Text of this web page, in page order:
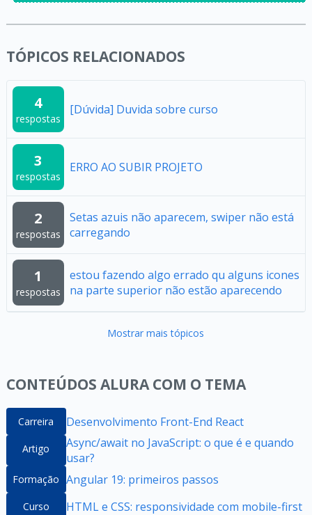
TÓPICOS RELACIONADOS
4
respostas
[Dúvida] Duvida sobre curso
3
respostas
ERRO AO SUBIR PROJETO
2
respostas
Setas azuis não aparecem, swiper não está
carregando
1
respostas
estou fazendo algo errado qu alguns icones
na parte superior não estão aparecendo
Mostrar mais tópicos
CONTEÚDOS ALURA COM O TEMA
Carreira Desenvolvimento Front-End React
Artigo
Async/await no JavaScript: o que é e quando
usar?
Formação Angular 19: primeiros passos
Curso HTML e CSS: responsividade com mobile-first